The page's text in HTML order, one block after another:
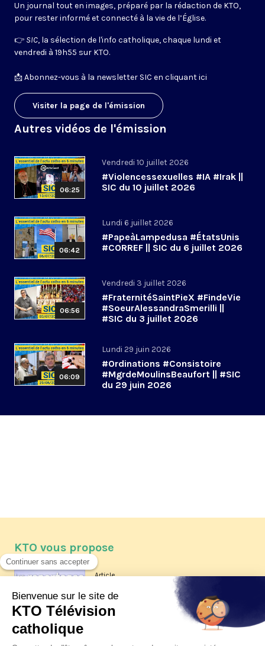
Un journal tout en images, préparé par la rédaction de KTO,
pour rester informé et connecté à la vie de l’Église.
👉 SIC, la sélection de l'info catholique, chaque lundi et
vendredi à 19h55 sur KTO.
📩Abonnez-vous à la newsletter SIC en cliquant ici
Visiter la page de l'émission
Autres vidéos de l'émission
06:25
Vendredi 10 juillet 2026
#Violencessexuelles #IA #Irak ||
SIC du 10 juillet 2026
06:42
Lundi 6 juillet 2026
#PapeàLampedusa #ÉtatsUnis
#CORREF || SIC du 6 juillet 2026
06:56
Vendredi 3 juillet 2026
#FraternitéSaintPieX #FindeVie
#SoeurAlessandraSmerilli ||
#SIC du 3 juillet 2026
06:09
Lundi 29 juin 2026
#Ordinations #Consistoire
#MgrdeMoulinsBeaufort || #SIC
du 29 juin 2026
KTO vous propose
Article
Les reportages d'été 2026 de KTO
La visite pastorale du pape Léon